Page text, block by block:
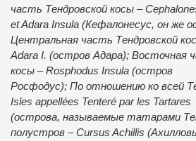
часть Тендровской косы –
et Adara Insula (Кефалонесус, он же
Центральная часть Тендровской
Adara I. (остров Адара); Восточная
косы – Rosphodus Insula (остров
Роcфодус); По отношению ко всей
Isles appellées Tenteré par les Tartares
(острова, называемые татарами
полустров – Сursus Achillis